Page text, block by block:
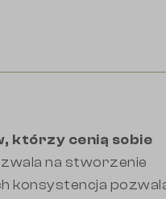
którzy cenią sobie
na stworzenie
konsystencja